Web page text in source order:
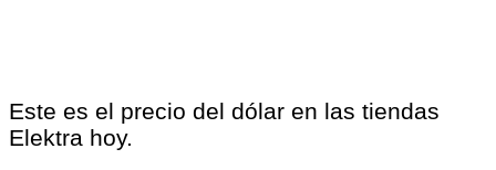
Este es el precio del dólar en las tiendas
Elektra hoy.